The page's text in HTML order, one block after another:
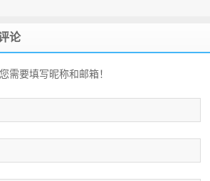
论
需要填写昵称和邮箱！